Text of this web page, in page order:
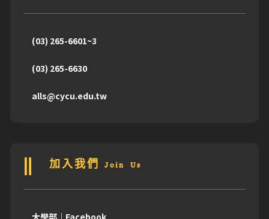
(03) 265-6601~3
(03) 265-6630
alls@cycu.edu.tw
加入我們 Join Us
大學部｜Facebook